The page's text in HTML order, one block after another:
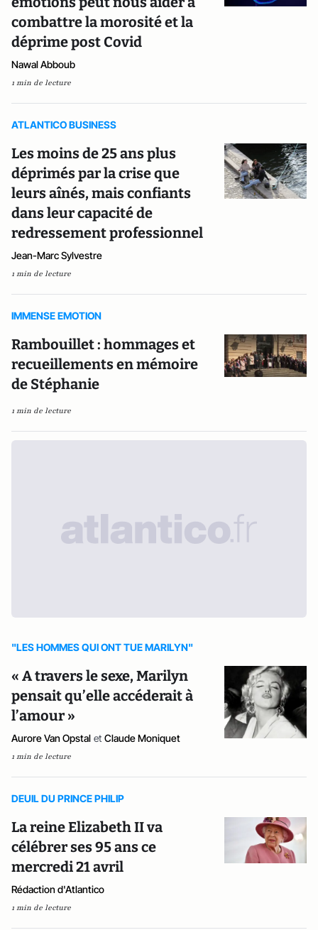
combattre la morosité et la
déprime post Covid
Nawal Abboub
1 min de lecture
ATLANTICO BUSINESS
Les moins de 25 ans plus
déprimés par la crise que
leurs aînés, mais confiants
dans leur capacité de
redressement professionnel
Jean-Marc Sylvestre
1 min de lecture
IMMENSE EMOTION
Rambouillet : hommages et
recueillements en mémoire
de Stéphanie
1 min de lecture
"LES HOMMES QUI ONT TUE MARILYN"
« A travers le sexe, Marilyn
pensait qu’elle accéderait à
l’amour »
Aurore Van Opstal et Claude Moniquet
1 min de lecture
DEUIL DU PRINCE PHILIP
La reine Elizabeth II va
célébrer ses 95 ans ce
mercredi 21 avril
Rédaction d'Atlantico
1 min de lecture